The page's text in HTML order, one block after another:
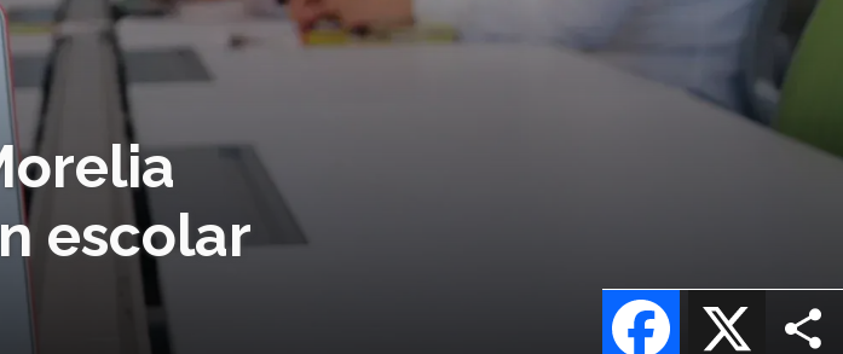
escolar
X
Facebook